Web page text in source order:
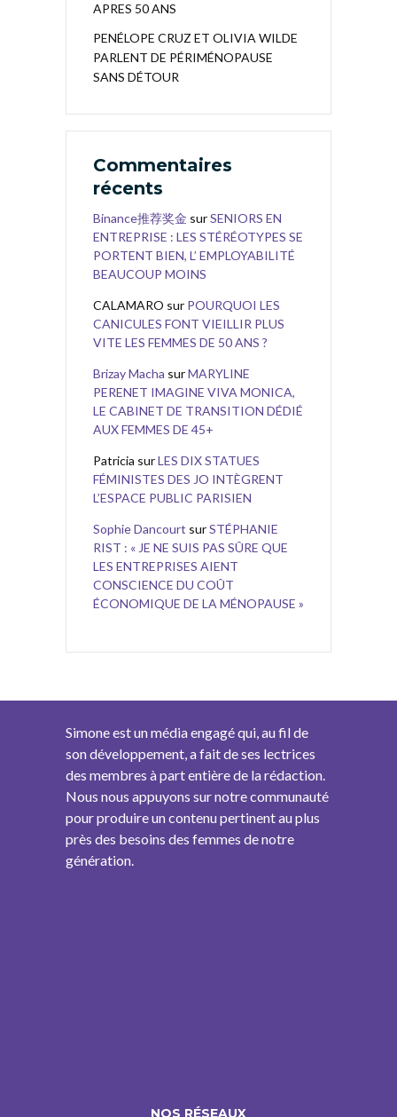
APRES 50 ANS
PENÉLOPE CRUZ ET OLIVIA WILDE
PARLENT DE PÉRIMÉNOPAUSE
SANS DÉTOUR
Commentaires
récents
Binance推荐奖金 surSENIORS EN
ENTREPRISE : LES STÉRÉOTYPES SE
PORTENT BIEN, L’ EMPLOYABILITÉ
BEAUCOUP MOINS
CALAMARO sur POURQUOI LES
CANICULES FONT VIEILLIR PLUS
VITE LES FEMMES DE 50 ANS ?
Brizay Macha surMARYLINE
PERENET IMAGINE VIVA MONICA,
LE CABINET DE TRANSITION DÉDIÉ
AUX FEMMES DE 45+
Patricia surLES DIX STATUES
FÉMINISTES DES JO INTÈGRENT
L’ESPACE PUBLIC PARISIEN
Sophie Dancourt surSTÉPHANIE
RIST : « JE NE SUIS PAS SÛRE QUE
LES ENTREPRISES AIENT
CONSCIENCE DU COÛT
ÉCONOMIQUE DE LA MÉNOPAUSE »
Simone est un média engagé qui, au fil de
son développement, a fait de ses lectrices
des membres à part entière de la rédaction.
Nous nous appuyons sur notre communauté
pour produire un contenu pertinent au plus
près des besoins des femmes de notre
génération.
NOS RÉSEAUX